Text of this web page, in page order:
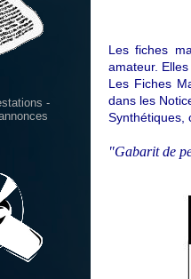
Les fiches
amateur.
Les Fiches
dans les
Synthétiques,
"Gabarit de
-